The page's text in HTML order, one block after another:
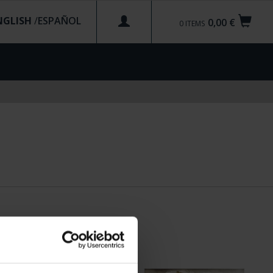
0,00 €
0 ITEMS
/